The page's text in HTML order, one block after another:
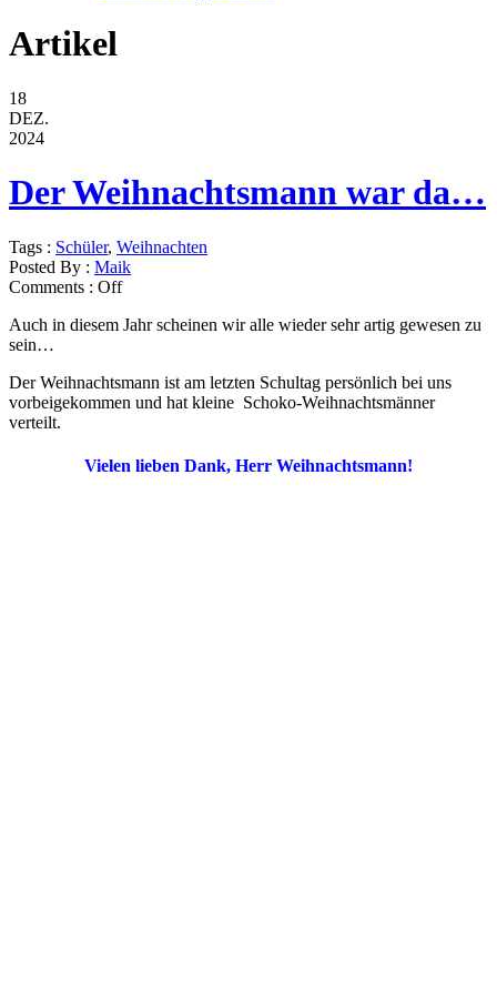
Artikel
18
DEZ.
2024
Der Weihnachtsmann war da…
Tags : Schüler, Weihnachten
Posted By : Maik
Comments : Off
Auch in diesem Jahr scheinen wir alle wieder sehr artig gewesen zu
sein…
Der Weihnachtsmann ist am letzten Schultag persönlich bei uns
vorbeigekommen und hat kleine Schoko-Weihnachtsmänner
verteilt.
Vielen lieben Dank, Herr Weihnachtsmann!